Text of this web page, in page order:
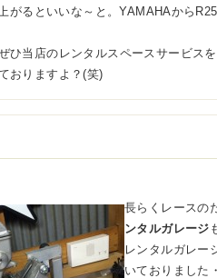
がるといいな～と。YAMAHAから
ひ当店のレンタルスペースサービス
おりますよ？(笑)
長らくレースの
ンタルガレージ
レンタルガレー
いておりました